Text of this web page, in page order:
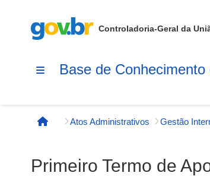
Controladoria-Geral da
Base de Conhecimento
Página inicial
Atos Administrativos Gestão
Primeiro Termo de